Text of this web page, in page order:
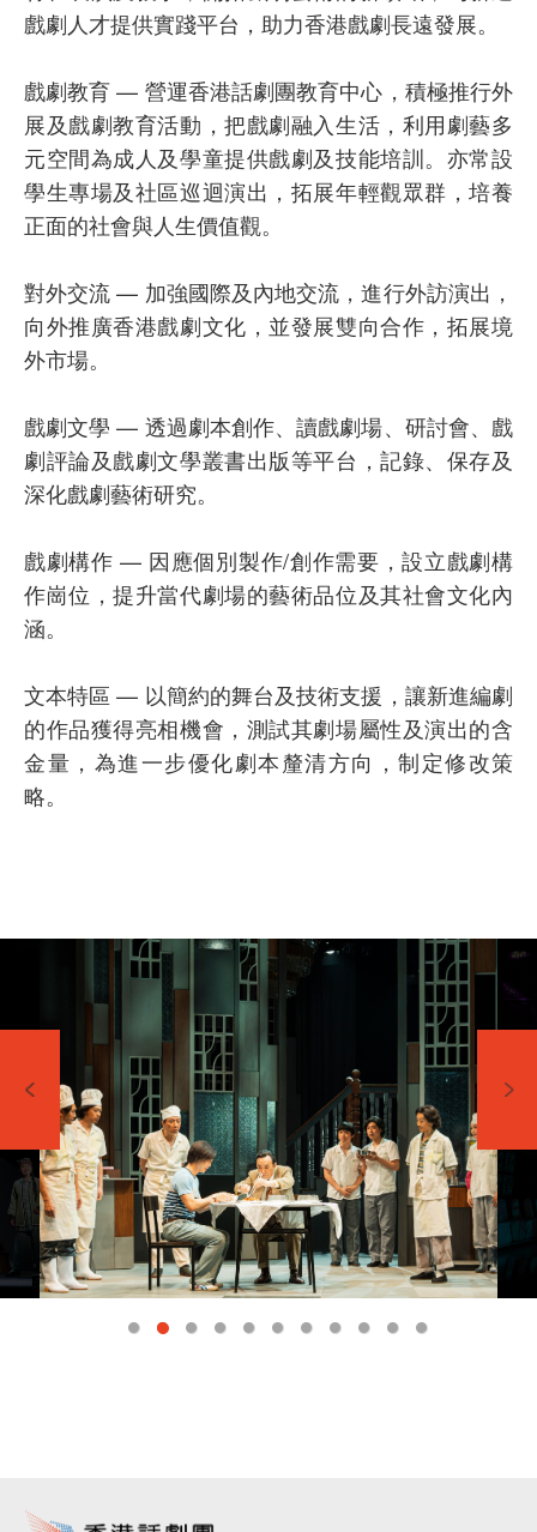
戲劇人才提供實踐平台，助力香港戲劇長遠發展。
戲劇教育 — 營運香港話劇團教育中心，積極推行外
展及戲劇教育活動，把戲劇融入生活，利用劇藝多
元空間為成人及學童提供戲劇及技能培訓。亦常設
學生專場及社區巡迴演出，拓展年輕觀眾群，培養
正面的社會與人生價值觀。
對外交流 — 加強國際及內地交流，進行外訪演出，
向外推廣香港戲劇文化，並發展雙向合作，拓展境
外市場。
戲劇文學 — 透過劇本創作、讀戲劇場、研討會、戲
劇評論及戲劇文學叢書出版等平台，記錄、保存及
深化戲劇藝術研究。
戲劇構作 — 因應個別製作/創作需要，設立戲劇構
作崗位，提升當代劇場的藝術品位及其社會文化內
涵。
文本特區 — 以簡約的舞台及技術支援，讓新進編劇
的作品獲得亮相機會，測試其劇場屬性及演出的含
金量，為進一步優化劇本釐清方向，制定修改策
略。